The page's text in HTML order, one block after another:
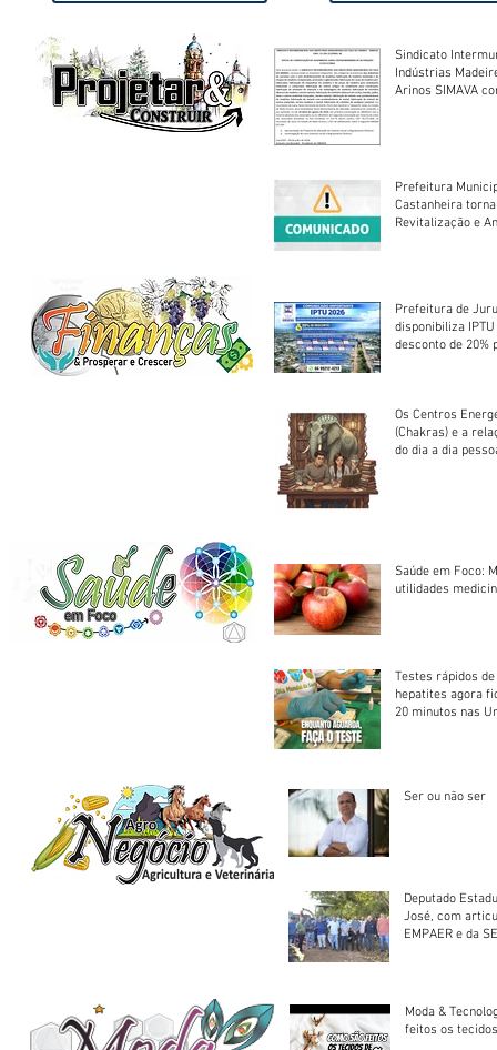
Sindicato
Indústrias
Arinos SIMAVA convoca à
Prefeitura
Castanheira
Revitalização e
Prefeitura de
disponibiliza
desconto de 20%
Os Centros
(Chakras) e a
do dia a dia
Saúde em Foco:
utilidades
Testes rápidos
hepatites agora
20 minutos nas
Ser ou não ser
Deputado
José, com
EMPAER e da
Moda &
feitos os